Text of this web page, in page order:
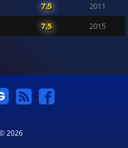
7.5 2011
7.5 2015
2026